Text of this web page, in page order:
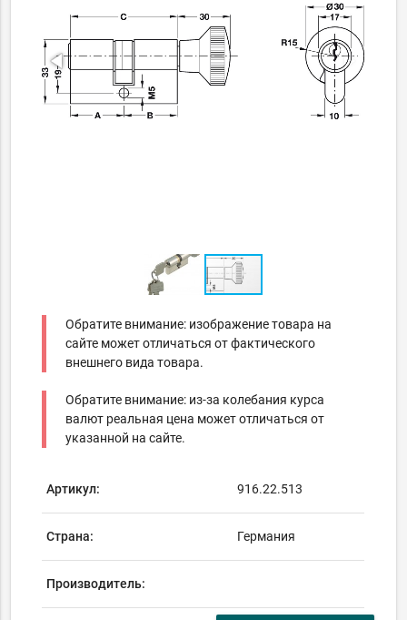
Обратите внимание: изображение товара на
сайте может отличаться от фактического
внешнего вида товара.
Обратите внимание: из-за колебания курса
валют реальная цена может отличаться от
указанной на сайте.
Артикул: 916.22.513
Страна: Германия
Производитель: